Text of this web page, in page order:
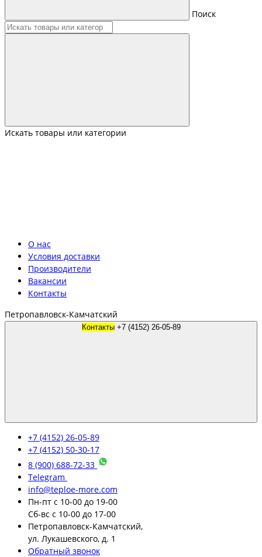
Поиск
Искать товары или категории
О нас
Условия доставки
Производители
Вакансии
Контакты
Петропавловск-Камчатский
Контакты +7 (4152) 26-05-89
+7 (4152) 26-05-89
+7 (4152) 50-30-17
8 (900) 688-72-33
Telegram
info@teploe-more.com
Пн-пт с 10-00 до 19-00
Сб-вс с 10-00 до 17-00
Петропавловск-Камчатский,
ул. Лукашевского, д. 1
Обратный звонок